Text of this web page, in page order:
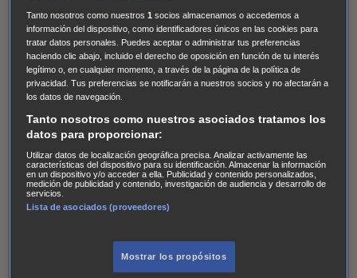
Hailey Dean Without Sin: Libre de Culpa Morbius
NCIS: Nueva Orleans Pandora En fuera de juego
The Shield: Al margen de la ley Duplicated Preacher
The Killing Kind Intersecciones DOC Bite Club
Chicago Fire
de personas desaparecidas Mad Dogs La Sustituta
Ladrón de guante blanco
AXN Masters of Sex Three PinesAccused CarterAlice
Nevers Crossing Lines Einstein Sobrenatural Cómo
defender a un asesino
Reckoning: Ajuste de Cuentas
Wild Bill Mentes Criminales
Tanto nosotros como nuestros1 socios almacenamos o accedemos a
información del dispositivo, como identificadores únicos en las cookies para
tratar datos personales. Puedes aceptar o administrar tus preferencias
haciendo clic abajo, incluido el derecho de oposición en función de tu interés
legítimo o, en cualquier momento, a través de la página de la política de
privacidad. Tus preferencias se notificarán a nuestros socios y no afectarán a
los datos de navegación.
Tanto nosotros como nuestros asociados tratamos los
datos para proporcionar:
Utilizar datos de localización geográfica precisa. Analizar activamente las
características del dispositivo para su identificación. Almacenar la información
en un dispositivo y/o acceder a ella. Publicidad y contenido personalizados,
medición de publicidad y contenido, investigación de audiencia y desarrollo de
servicios.
Lista de asociados (proveedores)
Mostrar los propósitos